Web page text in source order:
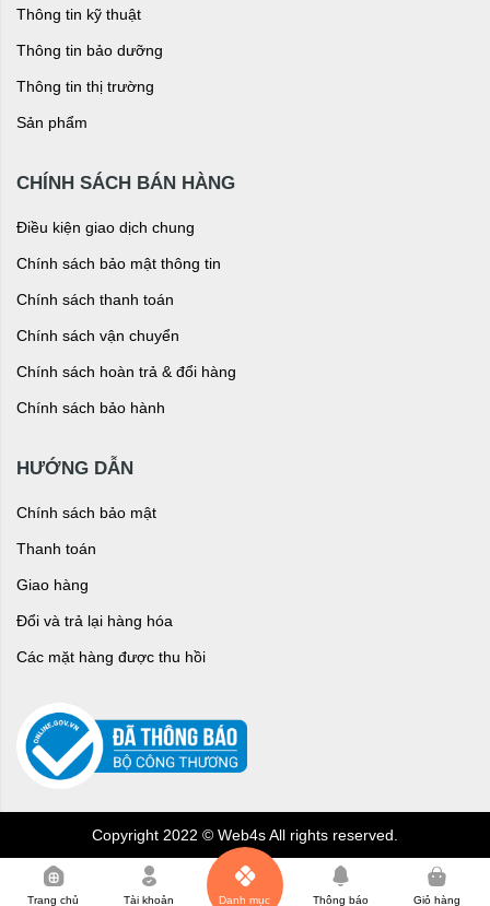
Thông tin kỹ thuật
Thông tin bảo dưỡng
Thông tin thị trường
Sản phẩm
CHÍNH SÁCH BÁN HÀNG
Điều kiện giao dịch chung
Chính sách bảo mật thông tin
Chính sách thanh toán
Chính sách vận chuyển
Chính sách hoàn trả & đổi hàng
Chính sách bảo hành
HƯỚNG DẪN
Chính sách bảo mật
Thanh toán
Giao hàng
Đổi và trả lại hàng hóa
Các mặt hàng được thu hồi
Copyright 2022 © Web4s All rights reserved.
Trang chủ Tài khoản Danh mục Thông báo Giỏ hàng